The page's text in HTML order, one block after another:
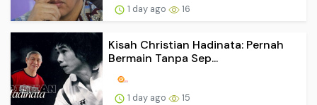
1 day ago 16
Kisah Christian Hadinata: Pernah
Bermain Tanpa Sep...
1 day ago 15